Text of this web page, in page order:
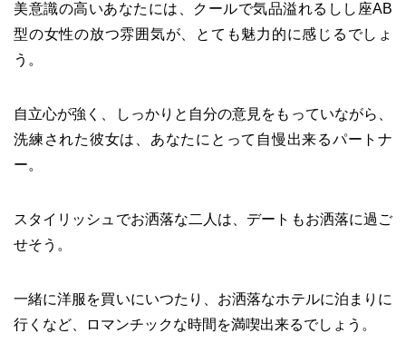
美意識の高いあなたには、クールで気品溢れるしし座AB
型の女性の放つ雰囲気が、とても魅力的に感じるでしょ
う。
自立心が強く、しっかりと自分の意見をもっていながら、
洗練された彼女は、あなたにとって自慢出来るパートナ
ー。
スタイリッシュでお洒落な二人は、デートもお洒落に過ご
せそう。
一緒に洋服を買いにいつたり、お洒落なホテルに泊まりに
行くなど、ロマンチックな時間を満喫出来るでしょう。